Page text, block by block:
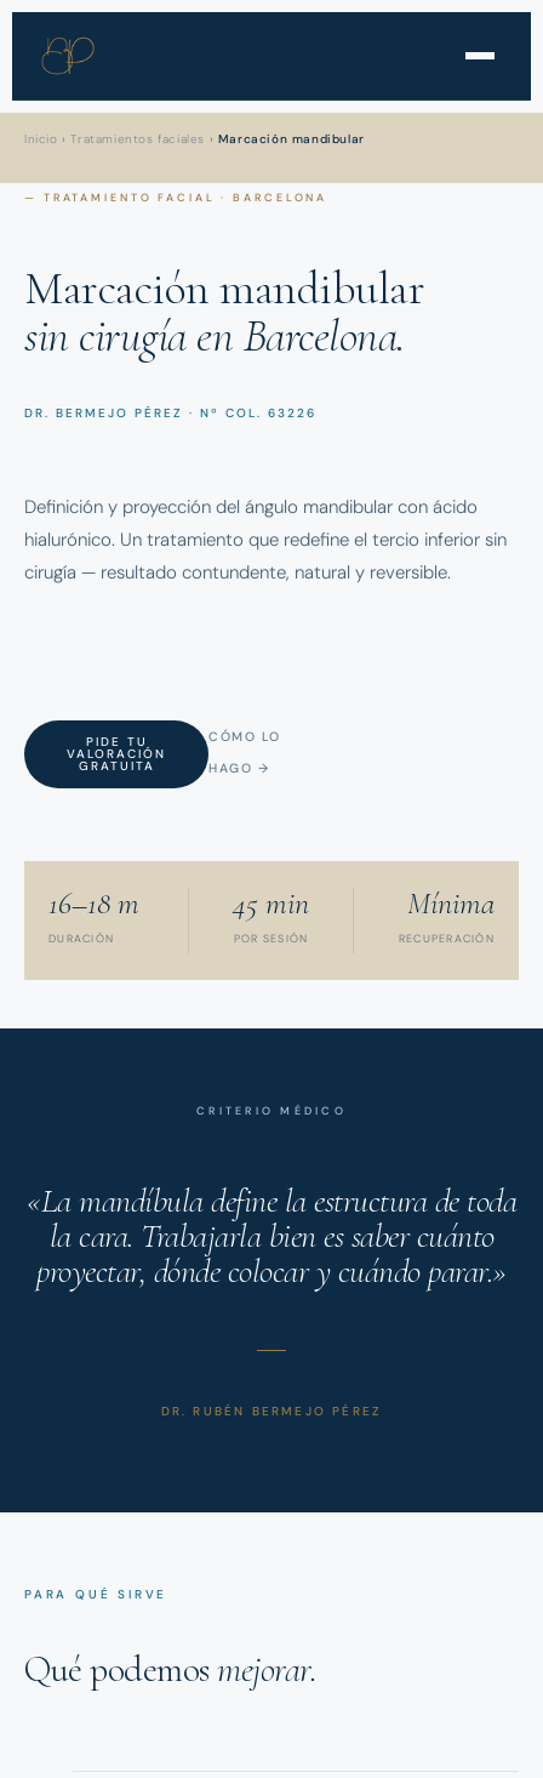
Inicio ›Tratamientos faciales › Marcación mandibular
— TRATAMIENTO FACIAL · BARCELONA
Marcación mandibular
sin cirugía en Barcelona.
DR. BERMEJO PÉREZ · Nº COL. 63226
Definición y proyección del ángulo mandibular con ácido
hialurónico. Un tratamiento que redefine el tercio inferior sin
cirugía — resultado contundente, natural y reversible.
PIDE TU
VALORACIÓN
GRATUITA
CÓMO LO
HAGO →
16–18 m
DURACIÓN
45 min
POR SESIÓN
Mínima
RECUPERACIÓN
CRITERIO MÉDICO
«La mandíbula define la estructura de toda
la cara. Trabajarla bien es saber cuánto
proyectar, dónde colocar y cuándo parar.»
DR. RUBÉN BERMEJO PÉREZ
PARA QUÉ SIRVE
Qué podemosmejorar.